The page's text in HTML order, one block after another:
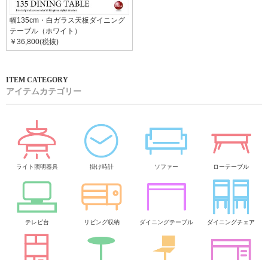
幅135cm・白ガラス天板ダイニング
テーブル（ホワイト）
￥36,800(税抜)
アイテムカテゴリー
ライト照明器具 掛け時計 ソファー ローテーブル
テレビ台 リビング収納 ダイニングテーブル ダイニングチェア